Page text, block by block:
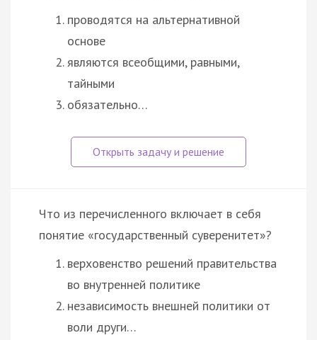
проводятся на альтернативной
основе
являются всеобщими, равными,
тайными
обязательно…
Что из перечисленного включает в себя
понятие «государственный суверенитет»?
верховенство решений правительства
во внутренней политике
независимость внешней политики от
воли други…